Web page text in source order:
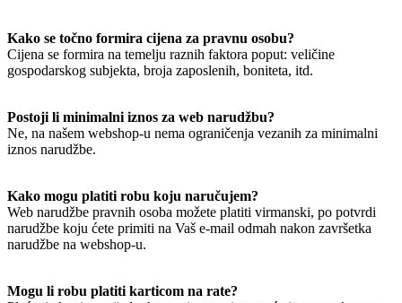
Kako se točno formira cijena za pravnu osobu?
Cijena se formira na temelju raznih faktora poput: veličine
gospodarskog subjekta, broja zaposlenih, boniteta, itd.
Postoji li minimalni iznos za web narudžbu?
Ne, na našem webshop-u nema ograničenja vezanih za minimalni
iznos narudžbe.
Kako mogu platiti robu koju naručujem?
Web narudžbe pravnih osoba možete platiti virmanski, po potvrdi
narudžbe koju ćete primiti na Vaš e-mail odmah nakon završetka
narudžbe na webshop-u.
Mogu li robu platiti karticom na rate?